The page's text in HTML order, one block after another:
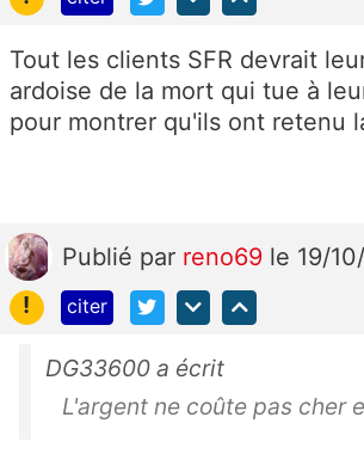
Tout les clients SFR devrait
ardoise de la mort qui tue à
pour montrer qu'ils ont retenu
Publié par reno69 le 19/
!
citer
DG33600 a écrit
L'argent ne coûte pas cher